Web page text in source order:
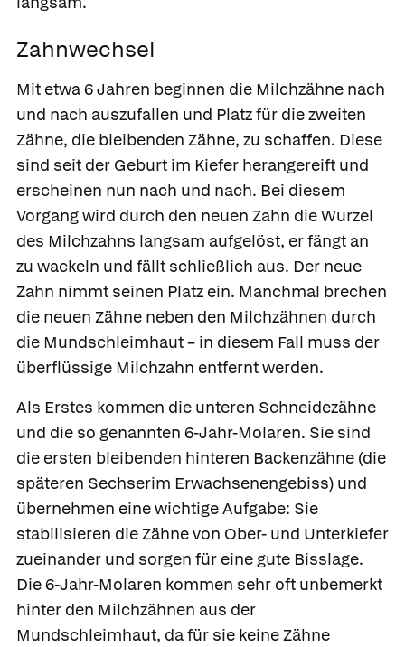
Zahnwechsel
Mit etwa 6 Jahren beginnen die Milchzähne nach
und nach auszufallen und Platz für die zweiten
Zähne, die bleibenden Zähne, zu schaffen. Diese
sind seit der Geburt im Kiefer herangereift und
erscheinen nun nach und nach. Bei diesem
Vorgang wird durch den neuen Zahn die Wurzel
des Milchzahns langsam aufgelöst, er fängt an
zu wackeln und fällt schließlich aus. Der neue
Zahn nimmt seinen Platz ein. Manchmal brechen
die neuen Zähne neben den Milchzähnen durch
die Mundschleimhaut – in diesem Fall muss der
überflüssige Milchzahn entfernt werden.
Als Erstes kommen die unteren Schneidezähne
und die so genannten 6-Jahr-Molaren. Sie sind
die ersten bleibenden hinteren Backenzähne (die
späteren Sechserim Erwachsenengebiss) und
übernehmen eine wichtige Aufgabe: Sie
stabilisieren die Zähne von Ober- und Unterkiefer
zueinander und sorgen für eine gute Bisslage.
Die 6-Jahr-Molaren kommen sehr oft unbemerkt
hinter den Milchzähnen aus der
Mundschleimhaut, da für sie keine Zähne